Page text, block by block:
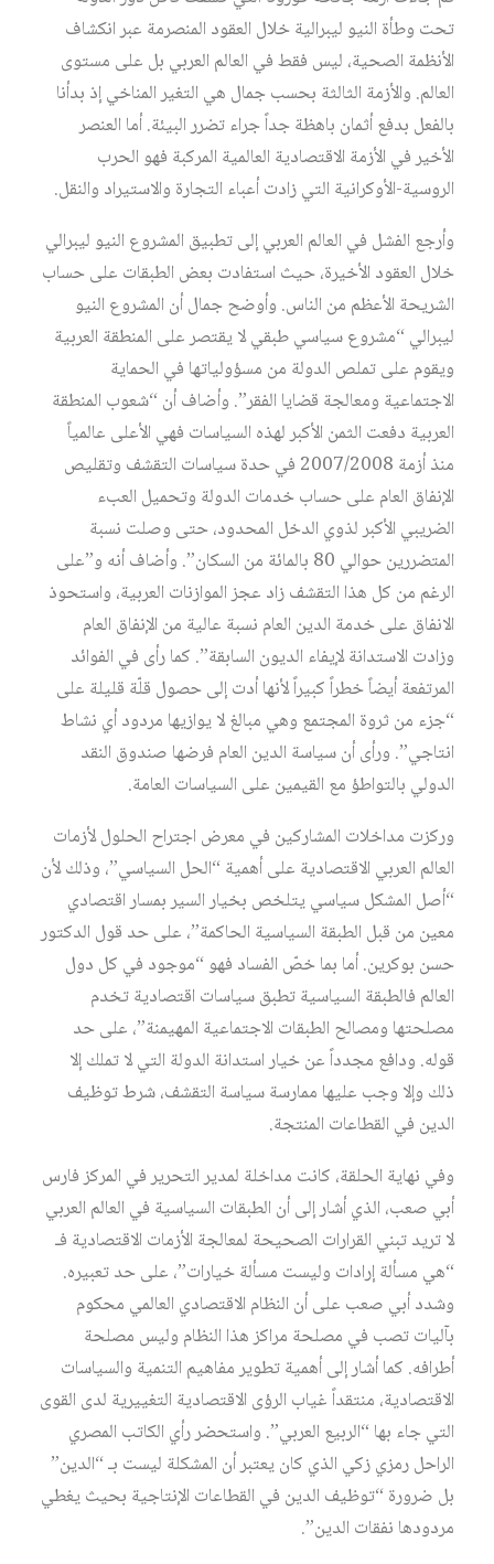
تحت وطأة النيو ليبرالية خلال العقود المنصرمة عبر انكشاف
الأنظمة الصحية، ليس فقط في العالم العربي بل على مستوى
العالم. والأزمة الثالثة بحسب جمال هي التغير المناخي إذ بدأنا
بالفعل بدفع أثمان باهظة جداً جراء تضرر البيئة. أما العنصر
الأخير في الأزمة الاقتصادية العالمية المركبة فهو الحرب
الروسية-الأوكرانية التي زادت أعباء التجارة والاستيراد والنقل.
وأرجع الفشل في العالم العربي إلى تطبيق المشروع النيو ليبرالي
خلال العقود الأخيرة، حيث استفادت بعض الطبقات على حساب
الشريحة الأعظم من الناس. وأوضح جمال أن المشروع النيو
ليبرالي “مشروع سياسي طبقي لا يقتصر على المنطقة العربية
ويقوم على تملص الدولة من مسؤولياتها في الحماية
الاجتماعية ومعالجة قضايا الفقر”. وأضاف أن “شعوب المنطقة
العربية دفعت الثمن الأكبر لهذه السياسات فهي الأعلى عالمياً
منذ أزمة 2007/2008 في حدة سياسات التقشف وتقليص
الإنفاق العام على حساب خدمات الدولة وتحميل العبء
الضريبي الأكبر لذوي الدخل المحدود، حتى وصلت نسبة
المتضررين حوالي 80 بالمائة من السكان”. وأضاف أنه و”على
الرغم من كل هذا التقشف زاد عجز الموازنات العربية، واستحوذ
الانفاق على خدمة الدين العام نسبة عالية من الإنفاق العام
وزادت الاستدانة لإيفاء الديون السابقة”. كما رأى في الفوائد
المرتفعة أيضاً خطراً كبيراً لأنها أدت إلى حصول قلّة قليلة على
“جزء من ثروة المجتمع وهي مبالغ لا يوازيها مردود أي نشاط
انتاجي”. ورأى أن سياسة الدين العام فرضها صندوق النقد
الدولي بالتواطؤ مع القيمين على السياسات العامة.
وركزت مداخلات المشاركين في معرض اجتراح الحلول لأزمات
العالم العربي الاقتصادية على أهمية “الحل السياسي”، وذلك لأن
“أصل المشكل سياسي يتلخص بخيار السير بمسار اقتصادي
معين من قبل الطبقة السياسية الحاكمة”، على حد قول الدكتور
حسن بوكرين. أما بما خصّ الفساد فهو “موجود في كل دول
العالم فالطبقة السياسية تطبق سياسات اقتصادية تخدم
مصلحتها ومصالح الطبقات الاجتماعية المهيمنة”، على حد
قوله. ودافع مجدداً عن خيار استدانة الدولة التي لا تملك إلا
ذلك وإلا وجب عليها ممارسة سياسة التقشف، شرط توظيف
الدين في القطاعات المنتجة.
وفي نهاية الحلقة، كانت مداخلة لمدير التحرير في المركز فارس
أبي صعب، الذي أشار إلى أن الطبقات السياسية في العالم العربي
لا تريد تبني القرارات الصحيحة لمعالجة الأزمات الاقتصادية فـ
“هي مسألة إرادات وليست مسألة خيارات”، على حد تعبيره.
وشدد أبي صعب على أن النظام الاقتصادي العالمي محكوم
بآليات تصب في مصلحة مراكز هذا النظام وليس مصلحة
أطرافه. كما أشار إلى أهمية تطوير مفاهيم التنمية والسياسات
الاقتصادية، منتقداً غياب الرؤى الاقتصادية التغييرية لدى القوى
التي جاء بها “الربيع العربي”. واستحضر رأي الكاتب المصري
الراحل رمزي زكي الذي كان يعتبر أن المشكلة ليست بـ “الدين”
بل ضرورة “توظيف الدين في القطاعات الإنتاجية بحيث يغطي
مردودها نفقات الدين”.